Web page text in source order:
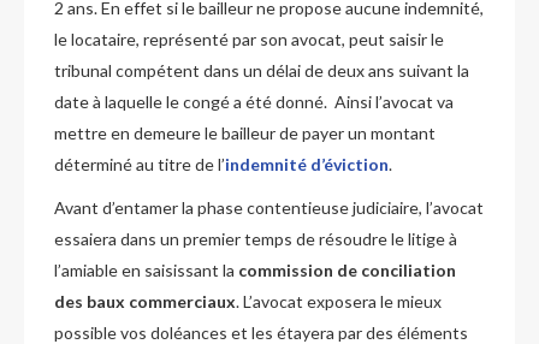
2 ans. En effet si le bailleur ne propose aucune indemnité,
le locataire, représenté par son avocat, peut saisir le
tribunal compétent dans un délai de deux ans suivant la
date à laquelle le congé a été donné. Ainsi l’avocat va
mettre en demeure le bailleur de payer un montant
déterminé au titre de l’indemnité d’éviction.
Avant d’entamer la phase contentieuse judiciaire, l’avocat
essaiera dans un premier temps de résoudre le litige à
l’amiable en saisissant la commission de conciliation
des baux commerciaux. L’avocat exposera le mieux
possible vos doléances et les étayera par des éléments